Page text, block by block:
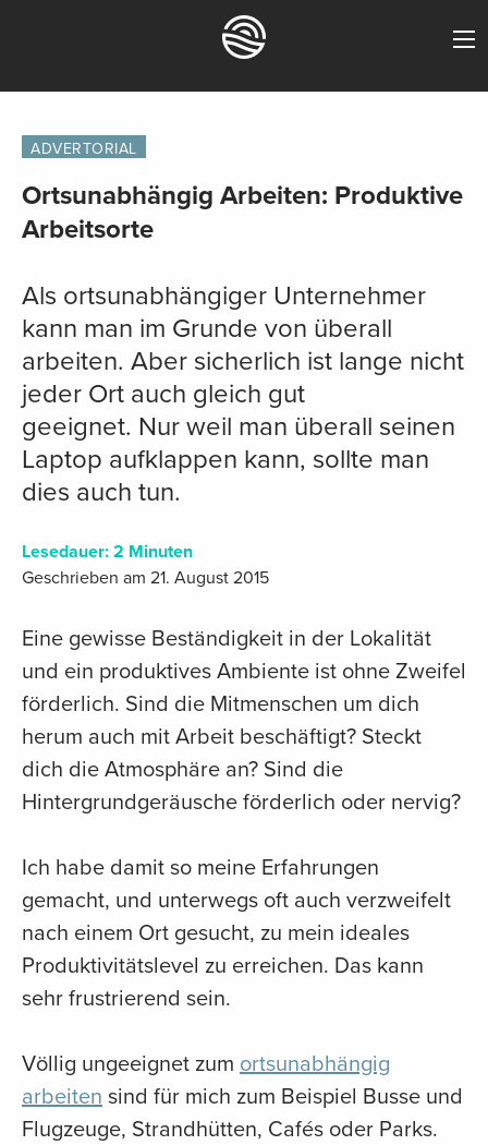
ADVERTORIAL
Ortsunabhängig Arbeiten: Produktive
Arbeitsorte
Als ortsunabhängiger Unternehmer
kann man im Grunde von überall
arbeiten. Aber sicherlich ist lange nicht
jeder Ort auch gleich gut
geeignet. Nur weil man überall seinen
Laptop aufklappen kann, sollte man
dies auch tun.
Lesedauer:2 Minuten
Geschrieben am 21. August 2015
Eine gewisse Beständigkeit in der Lokalität
und ein produktives Ambiente ist ohne Zweifel
förderlich. Sind die Mitmenschen um dich
herum auch mit Arbeit beschäftigt? Steckt
dich die Atmosphäre an? Sind die
Hintergrundgeräusche förderlich oder nervig?
Ich habe damit so meine Erfahrungen
gemacht, und unterwegs oft auch verzweifelt
nach einem Ort gesucht, zu mein ideales
Produktivitätslevel zu erreichen. Das kann
sehr frustrierend sein.
Völlig ungeeignet zum ortsunabhängig
arbeiten sind für mich zum Beispiel Busse und
Flugzeuge, Strandhütten, Cafés oder Parks.